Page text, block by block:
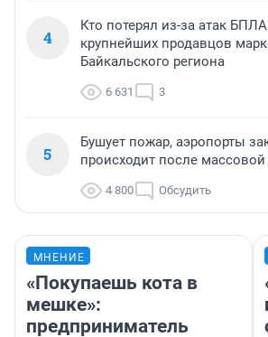
4
Кто потерял из-за атак
крупнейших продавцов
Байкальского региона
6 631 3
5
Бушует пожар, аэропорты
происходит после
4 800 Обсудить
МНЕНИЕ
«Покупаешь кота в
мешке»:
предприниматель